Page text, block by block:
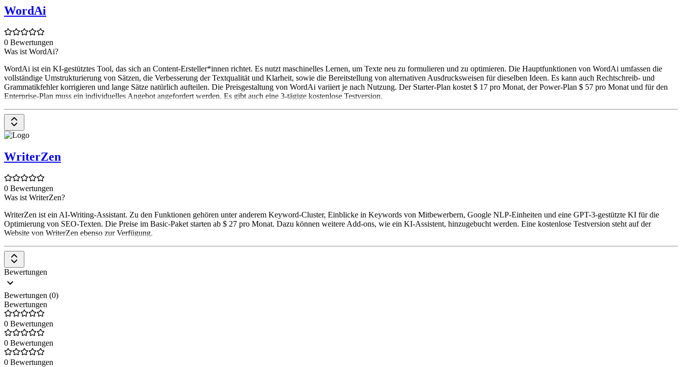
WordAi
0 Bewertungen
Was ist WordAi?
WordAi ist ein KI-gestütztes Tool, das sich an Content-Ersteller*innen richtet. Es nutzt maschinelles Lernen, um Texte neu zu formulieren und zu optimieren. Die Hauptfunktionen von WordAi umfassen die
vollständige Umstrukturierung von Sätzen, die Verbesserung der Textqualität und Klarheit, sowie die Bereitstellung von alternativen Ausdrucksweisen für dieselben Ideen. Es kann auch Rechtschreib- und
Grammatikfehler korrigieren und lange Sätze natürlich aufteilen. Die Preisgestaltung von WordAi variiert je nach Nutzung. Der Starter-Plan kostet $ 17 pro Monat, der Power-Plan $ 57 pro Monat und für den
Enterprise-Plan muss ein individuelles Angebot angefordert werden. Es gibt auch eine 3-tägige kostenlose Testversion.
WriterZen
0 Bewertungen
Was ist WriterZen?
WriterZen ist ein AI-Writing-Assistant. Zu den Funktionen gehören unter anderem Keyword-Cluster, Einblicke in Keywords von Mitbewerbern, Google NLP-Einheiten und eine GPT-3-gestützte KI für die
Optimierung von SEO-Texten. Die Preise im Basic-Paket starten ab $ 27 pro Monat. Dazu können weitere Add-ons, wie ein KI-Assistent, hinzugebucht werden. Eine kostenlose Testversion steht auf der
Website von WriterZen ebenso zur Verfügung.
Bewertungen
Bewertungen (0)
Bewertungen
0 Bewertungen
0 Bewertungen
0 Bewertungen